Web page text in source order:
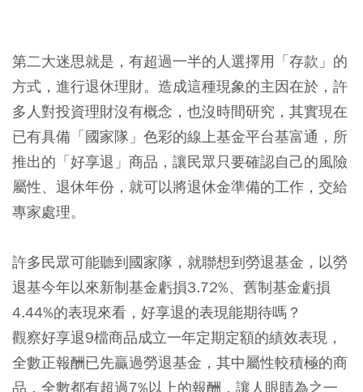
第二大迷思就是，有超過一半的人選擇用「存款」的
方式，進行退休理財。造成這種現象的主因在於，許
多人對投資理財沒有概念，也沒時間研究，其實現在
已有具備「國家隊」色彩的線上基金平台基富通，所
推出的「好享退」商品，讓民眾只要確認自己的風險
屬性、退休年份，就可以將退休金準備的工作，交給
專家處理。
許多民眾可能聽到國家隊，就聯想到勞退基金，以勞
退基今年以來新制基金虧損3.72%、舊制基金虧損
4.44%的表現來看，好享退的表現能期待嗎？
觀察好享退9檔商品成立一年定期定額的績效表現，
全數正報酬已先贏過勞退基金，其中屬性較積極的商
品，全數都有超過7%以上的報酬 ，讓人眼睛為之一